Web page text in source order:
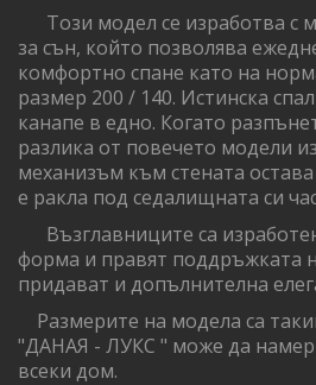
Този модел се изработва с
за сън, който позволява
комфортно спане като на
размер 200 / 140. Истинска
канапе в едно. Когато
разлика от повечето модели
механизъм към стената
е ракла под седалищната си
Възглавниците са
форма и правят поддръжката
придават и допълнителна
Размерите на модела са
"ДАНАЯ - ЛУКС " може да
всеки дом.